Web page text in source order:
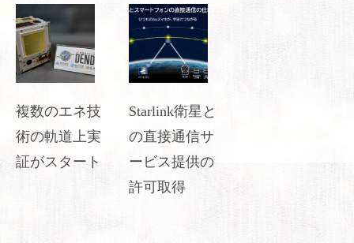
複数のエネ技
術の軌道上実
証がスタート
Starlink衛星と
の直接通信サ
ービス提供の
許可取得